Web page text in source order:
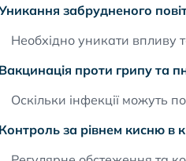
забрудненого
Необхідно уникати впливу
Вакцинація проти грипу та
Оскільки інфекції можуть
Контроль за рівнем кисню в